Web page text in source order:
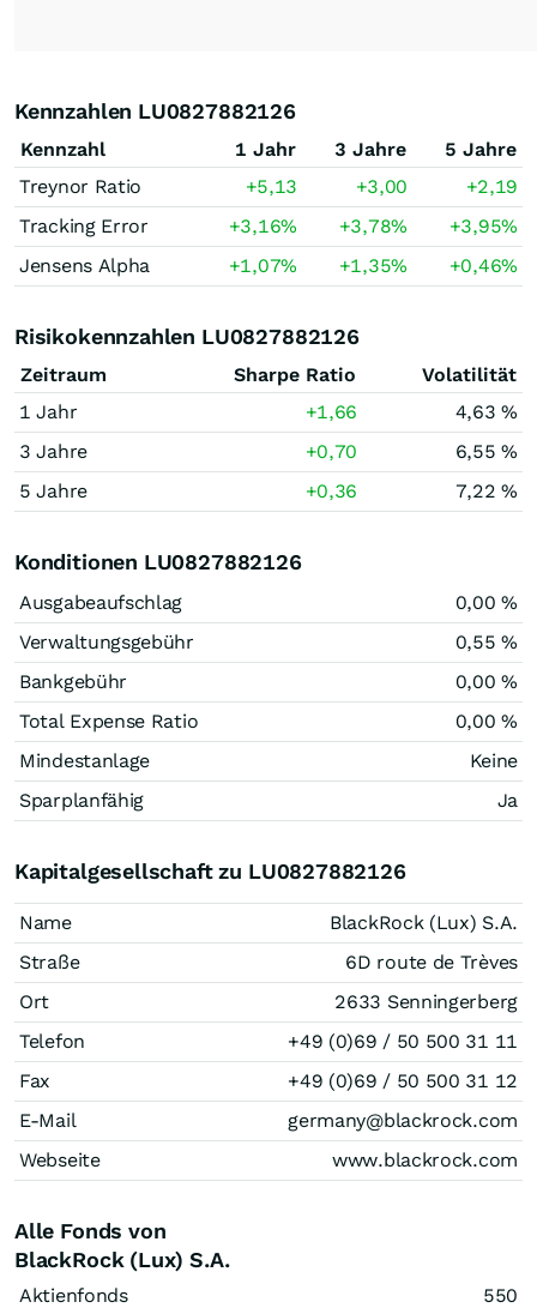
Kennzahlen LU0827882126
Kennzahl 1 Jahr 3 Jahre
5 Jahre
Treynor Ratio
+5,13 +3,00
+2,19
Tracking Error
+3,16% +3,78% +3,95%
Jensens Alpha
+1,07% +1,35% +0,46%
Risikokennzahlen LU0827882126
Zeitraum Sharpe Ratio
Volatilität
1 Jahr
+1,66
4,63 %
3 Jahre
+0,70
6,55 %
5 Jahre
+0,36 7,22 %
Konditionen LU0827882126
Ausgabeaufschlag
0,00 %
Verwaltungsgebühr
0,55 %
Bankgebühr
0,00 %
Total Expense Ratio
0,00 %
Mindestanlage
Keine
Sparplanfähig
Ja
Kapitalgesellschaft zu LU0827882126
Name
BlackRock (Lux) S.A.
Straße
6D route de Trèves
Ort
2633 Senningerberg
Telefon
+49 (0)69 / 50 500 31 11
Fax
+49 (0)69 / 50 500 31 12
E-Mail
germany@blackrock.com
Webseite
www.blackrock.com
Alle Fonds von
BlackRock (Lux) S.A.
Aktienfonds
550